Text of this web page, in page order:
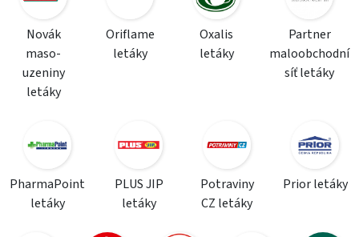
Novák
maso-
uzeniny
letáky
Oriflame
letáky
Oxalis
letáky
Partner
maloobchodní
síť letáky
PharmaPoint
letáky
PLUS JIP
letáky
Potraviny
CZ letáky
Prior letáky